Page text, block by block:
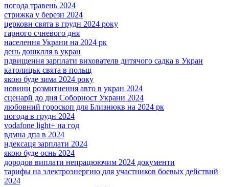
погода травень 2024
стрижка у березн 2024
церковн свята в грудн 2024 року
гарного счневого дня
населення Украни на 2024 рк
день дошклля в укран
пдвищення зарплати вихователв дитячого садка в Укран
католицьк свята в польщ
якою буде зима 2024 року
новини розмитнення авто в укран 2024
сценарй до дня Соборност Украни 2024
любовний гороскоп для Близнюкв на 2024 рк
погода в грудн 2024
vodafone light+ на год
вдмна дпа в 2024
ндексаця зарплати 2024
якою буде оснь 2024
дородов виплати непрацюючим 2024 документи
тарифы на электроэнергию для участников боевых действий
2024